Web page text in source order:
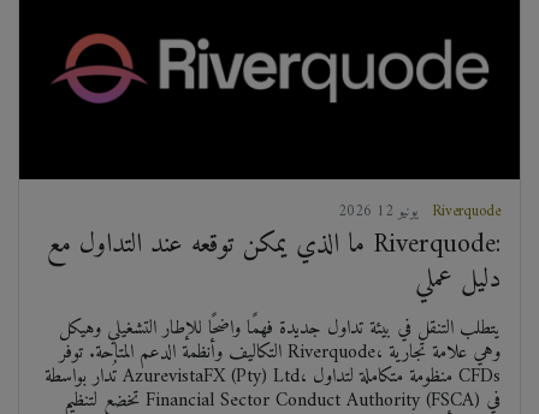
2026 يونيو 12 Riverquode
ما الذي يمكن توقعه عند التداول مع Riverquode:
دليل عملي
يتطلب التنقل في بيئة تداول جديدة فهمًا واضحًا للإطار التشغيلي وهيكل
التكاليف وأنظمة الدعم المتاحة. توفر Riverquode، وهي علامة تجارية
تُدار بواسطة AzurevistaFX (Pty) Ltd، منظومة متكاملة لتداول CFDs
تخضع لتنظيم Financial Sector Conduct Authority (FSCA) في